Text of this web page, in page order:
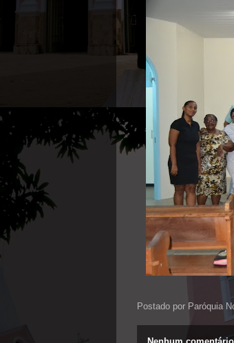
Postado por Paróquia